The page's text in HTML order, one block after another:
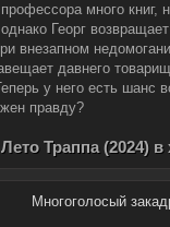
профессора много
Георг
внезапном
давнего
у него есть шанс
правду?
Лето Траппа (2024)
Многоголосый